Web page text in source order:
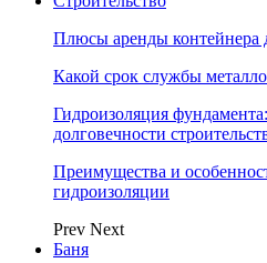
Плюсы аренды контейнера
Какой срок службы
Гидроизоляция
долговечности
Преимущества и
гидроизоляции
Prev Next
Баня